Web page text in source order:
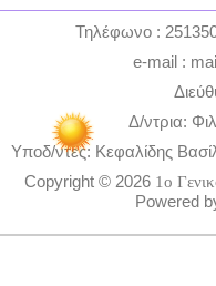
Τηλέφωνο :
e-mail :
Δ/ντρια:
Υποδ/ντές: Κεφαλίδης
Copyright © 2026 1ο
Powered